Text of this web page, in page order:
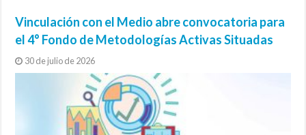
Vinculación con el Medio abre convocatoria para
el 4° Fondo de Metodologías Activas Situadas
30 de julio de 2026